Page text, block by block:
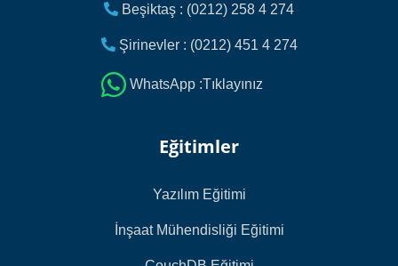
Beşiktaş : (0212) 258 4 274
Şirinevler : (0212) 451 4 274
WhatsApp :Tıklayınız
Eğitimler
Yazılım Eğitimi
İnşaat Mühendisliği Eğitimi